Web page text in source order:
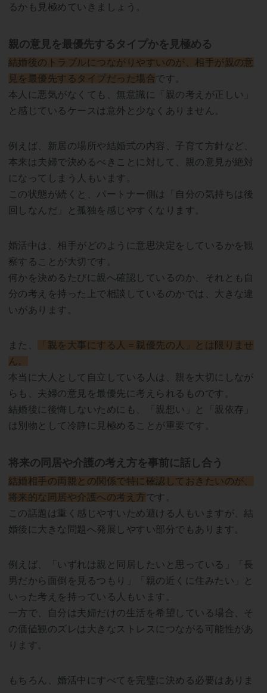
るかも見極めていきましょう。
親の意見を最優先するタイプかを見極める
結婚後のトラブルにつながりやすいのが、相手が親の意
見を最優先するタイプだった場合です。
本人に悪気がなくても、無意識に「親の考えが正しい」
と感じているケースは意外と少なくありません。
例えば、新居の場所や結婚式の内容、子育て方針など、
本来は夫婦で決めるべきことに対して、親の意見が絶対
になってしまう人もいます。
この状態が続くと、パートナー側は「自分の気持ちは後
回しなんだ」と孤独を感じやすくなります。
婚活中は、相手がどのように意思決定をしているかを観
察することが大切です。
何かを決めるたびに親へ確認しているのか、それとも自
分の考えを持った上で相談しているのかでは、大きな違
いがあります。
また、
「親を大事にする人＝親優先の人」とは限りませ
ん。
本当に大人として自立している人は、親を大切にしなが
らも、夫婦の意見を最優先に考えられるものです。
結婚後に後悔しないためにも、「親想い」と「親依存」
は別物として冷静に見極めることが重要です。
将来の同居や介護の考え方を事前に話し合う
結婚相手の両親との関係で特に確認しておきたいのが、
将来的な同居や介護への考え方です。
この話題は重く感じやすいため避ける人もいますが、結
婚後に大きな問題へ発展しやすい部分でもあります。
例えば、「いずれは親と同居したいと思っている」「長
男だから面倒を見るつもり」「親の近くに住みたい」と
いった考えを持っている人もいます。
一方で、自分は夫婦だけの生活を希望している場合、そ
の価値観のズレは大きなストレスにつながる可能性があ
ります。
もちろん、婚活中にすべてを完璧に決める必要はありま